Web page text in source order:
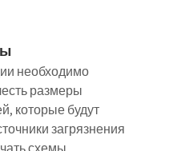
необходимо
размеры
которые будут
загрязнения